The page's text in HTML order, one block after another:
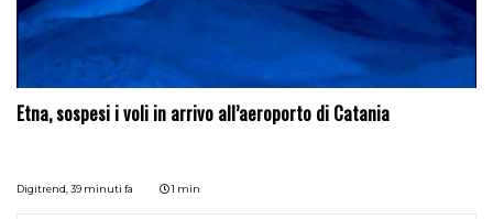
Etna, sospesi i voli in arrivo all’aeroporto di Catania
Digitrend,39 minuti fa 1 min